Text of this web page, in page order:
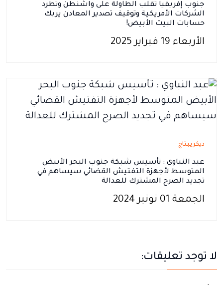
جنوب إفريقيا تقلب الطاولة على واشنطن وتطرد
الشركات الأمريكية وتوقيف تصدير المعادن يربك
حسابات البيت الأبيض!
الأربعاء 19 فبراير 2025
ديكريبتاج
عبد النباوي : تأسيس شبكة جنوب البحر الأبيض
المتوسط لأجهزة التفتيش القضائي سيساهم في
تجديد الصرح المشترك للعدالة
الجمعة 01 نونبر 2024
لا توجد تعليقات: